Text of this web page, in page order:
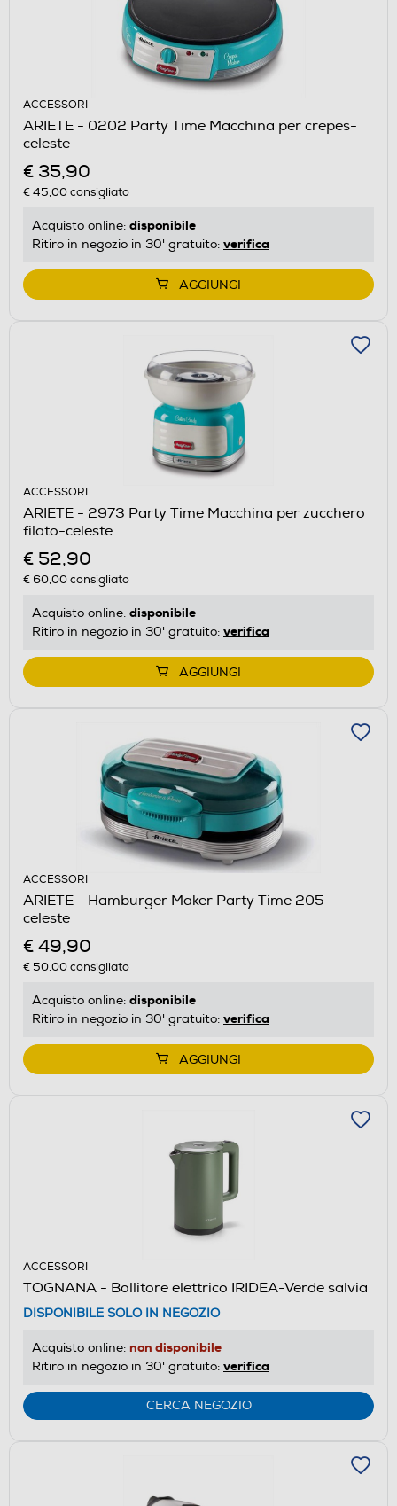
ACCESSORI
ARIETE - 0202 Party Time Macchina per crepes-
celeste
€ 35,90
€ 45,00consigliato
Acquisto online: disponibile
Ritiro in negozio in 30' gratuito: verifica
AGGIUNGI
ACCESSORI
ARIETE - 2973 Party Time Macchina per zucchero
filato-celeste
€ 52,90
€ 60,00consigliato
Acquisto online: disponibile
Ritiro in negozio in 30' gratuito: verifica
AGGIUNGI
ACCESSORI
ARIETE - Hamburger Maker Party Time 205-
celeste
€ 49,90
€ 50,00consigliato
Acquisto online: disponibile
Ritiro in negozio in 30' gratuito: verifica
AGGIUNGI
ACCESSORI
TOGNANA - Bollitore elettrico IRIDEA-Verde salvia
DISPONIBILE SOLO IN NEGOZIO
Acquisto online: non disponibile
Ritiro in negozio in 30' gratuito: verifica
CERCA NEGOZIO